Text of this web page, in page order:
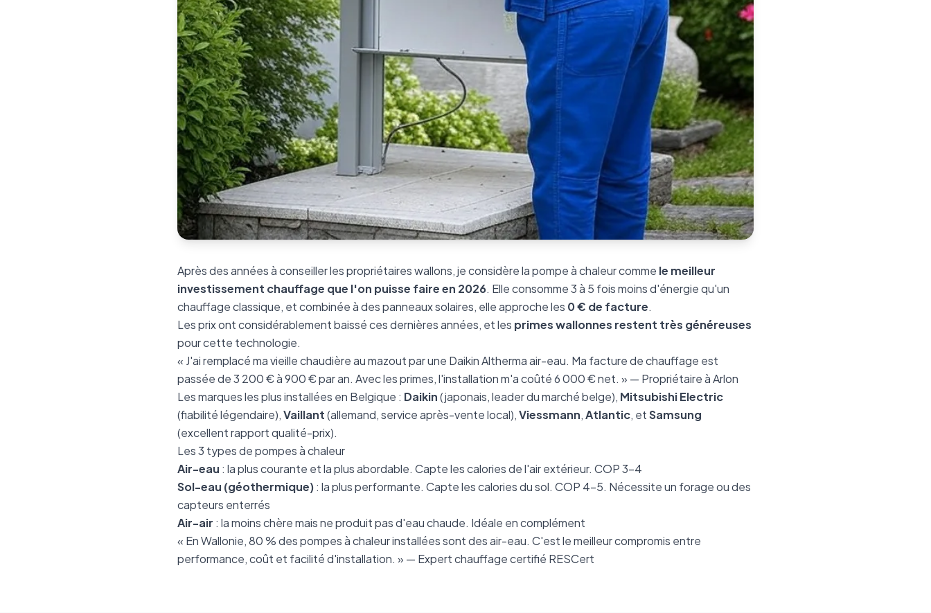
Après des années à conseiller les propriétaires wallons, je considère la pompe à chaleur comme le meilleur
investissement chauffage que l'on puisse faire en 2026. Elle consomme 3 à 5 fois moins d'énergie qu'un
chauffage classique, et combinée à des panneaux solaires, elle approche les 0 € de facture.
Les prix ont considérablement baissé ces dernières années, et les primes wallonnes restent très généreuses
pour cette technologie.
« J'ai remplacé ma vieille chaudière au mazout par une Daikin Altherma air-eau. Ma facture de chauffage est
passée de 3 200 € à 900 € par an. Avec les primes, l'installation m'a coûté 6 000 € net. » — Propriétaire à Arlon
Les marques les plus installées en Belgique : Daikin(japonais, leader du marché belge), Mitsubishi Electric
(fiabilité légendaire),Vaillant(allemand, service après-vente local),Viessmann,Atlantic, etSamsung
(excellent rapport qualité-prix).
Les 3 types de pompes à chaleur
Air-eau : la plus courante et la plus abordable. Capte les calories de l'air extérieur. COP 3-4
Sol-eau (géothermique): la plus performante. Capte les calories du sol. COP 4-5. Nécessite un forage ou des
capteurs enterrés
Air-air : la moins chère mais ne produit pas d'eau chaude. Idéale en complément
« En Wallonie, 80 % des pompes à chaleur installées sont des air-eau. C'est le meilleur compromis entre
performance, coût et facilité d'installation. » — Expert chauffage certifié RESCert